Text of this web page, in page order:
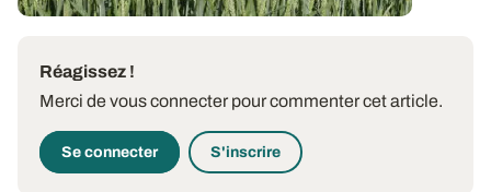
Réagissez !
Merci de vous connecter pour commenter cet article.
Se connecter S'inscrire